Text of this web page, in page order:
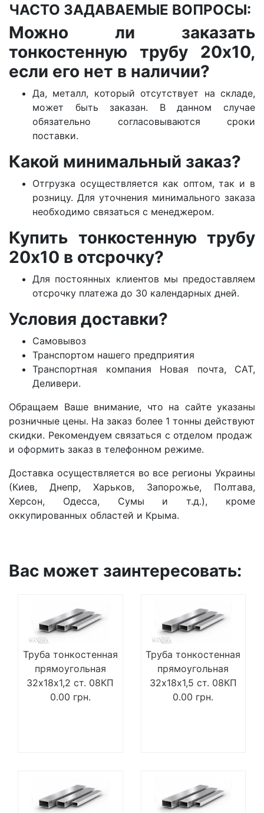
ЧАСТО ЗАДАВАЕМЫЕ ВОПРОСЫ:
Можно ли заказать
тонкостенную трубу 20х10,
если его нет в наличии?
Да, металл, который отсутствует на складе,
может быть заказан. В данном случае
обязательно согласовываются сроки
поставки.
Какой минимальный заказ?
Отгрузка осуществляется как оптом, так и в
розницу. Для уточнения минимального заказа
необходимо связаться с менеджером.
Купить тонкостенную трубу
20х10 в отсрочку?
Для постоянных клиентов мы предоставляем
отсрочку платежа до 30 календарных дней.
Условия доставки?
Самовывоз
Транспортом нашего предприятия
Транспортная компания Новая почта, САТ,
Деливери.
Обращаем Ваше внимание, что на сайте указаны
розничные цены. На заказ более 1 тонны действуют
скидки. Рекомендуем связаться с отделом продаж
и оформить заказ в телефонном режиме.
Доставка осуществляется во все регионы Украины
(Киев, Днепр, Харьков, Запорожье, Полтава,
Херсон, Одесса, Сумы и т.д.), кроме
оккупированных областей и Крыма.
Вас может заинтересовать:
Труба тонкостенная
прямоугольная
32х18х1,2 ст. 08КП
0.00 грн.
Труба тонкостенная
прямоугольная
32х18х1,5 ст. 08КП
0.00 грн.